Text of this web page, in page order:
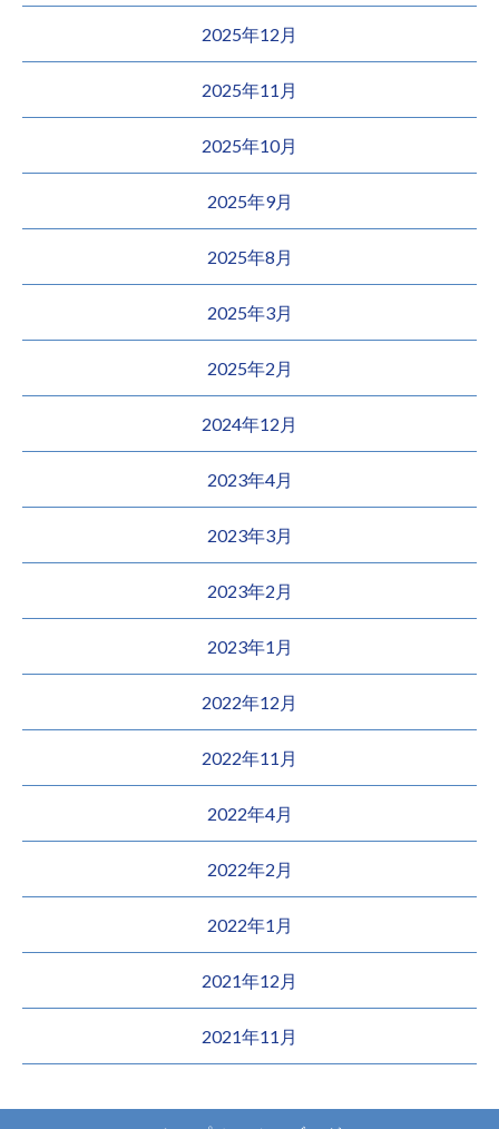
2025年12月
2025年11月
2025年10月
2025年9月
2025年8月
2025年3月
2025年2月
2024年12月
2023年4月
2023年3月
2023年2月
2023年1月
2022年12月
2022年11月
2022年4月
2022年2月
2022年1月
2021年12月
2021年11月